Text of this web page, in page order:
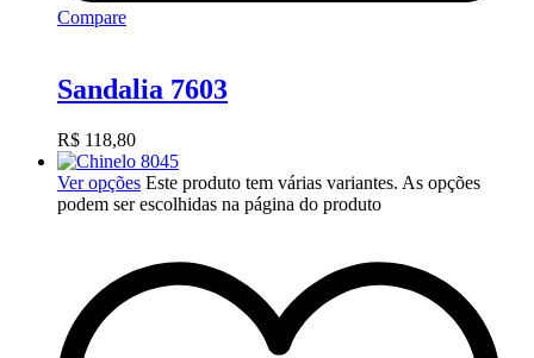
Compare
Sandalia 7603
R$ 118,80
Ver opções Este produto tem várias variantes. As opções
podem ser escolhidas na página do produto